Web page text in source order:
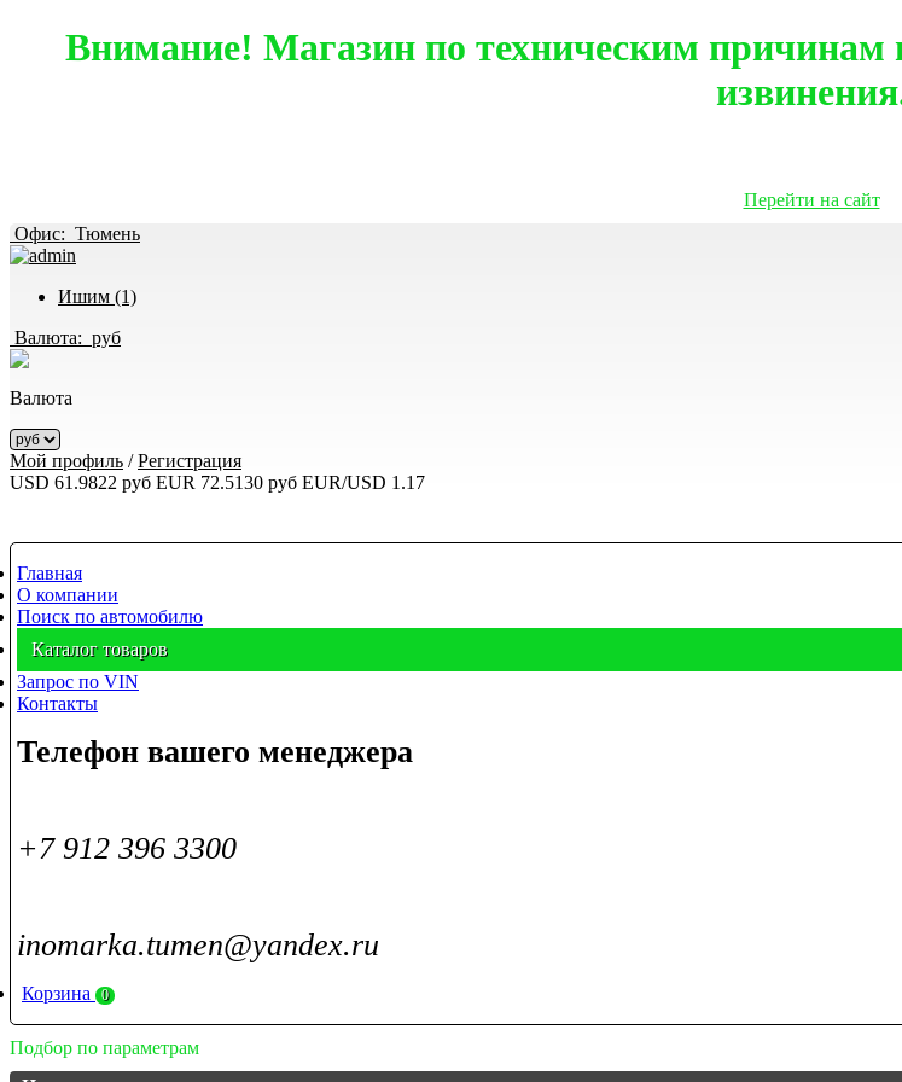
Внимание! Магазин по техническим причинам
Перейти на сайт
Офис: Тюмень
Ишим (1)
Валюта: руб
Валюта
Мой профиль /Регистрация
USD 61.9822 руб EUR 72.5130 руб EUR/USD 1.17
Главная
О компании
Поиск по автомобилю
Каталог товаров
Запрос по VIN
Контакты
Телефон вашего менеджера
+7 912 396 3300
inomarka.tumen@yandex.ru
Корзина 0
Подбор по параметрам